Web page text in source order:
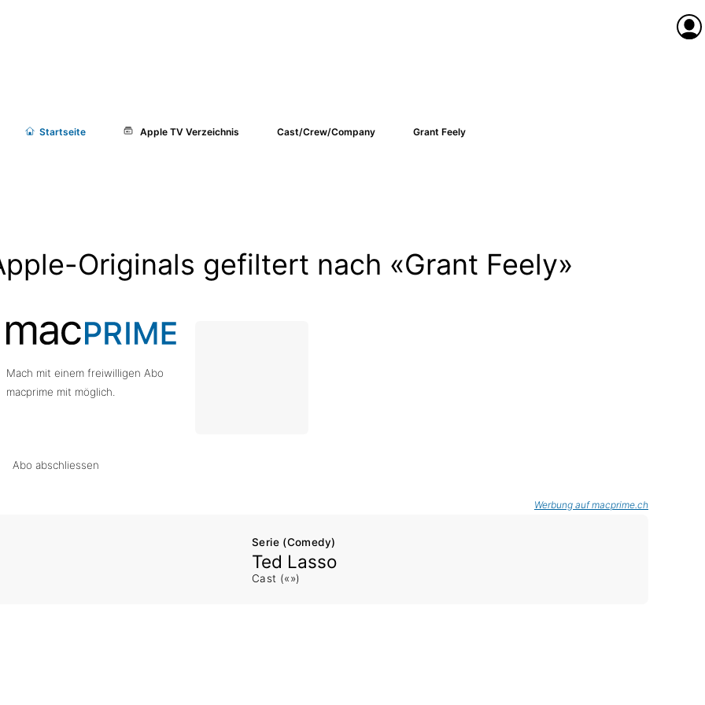
Startseite Apple TV Verzeichnis Cast/Crew/Company Grant Feely
Originals gefiltert nach «Grant Feely»
Mach mit einem freiwilligen Abo
macprime mit möglich.
Abo abschliessen
Werbung auf macprime.ch
Serie (Comedy)
Ted Lasso
Cast («»)